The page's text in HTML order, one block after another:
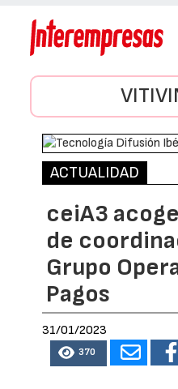
ACTUALIDAD
ceiA3
de
Grupo
Pagos
31/01/2023
370